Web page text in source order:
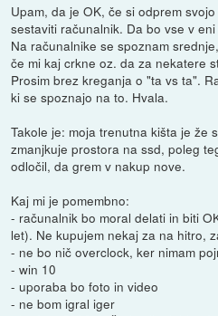
Upam, da je OK, če si odprem
sestaviti računalnik. Da bo vse v
Na računalnike se spoznam
če mi kaj crkne oz. da za nekatere
Prosim brez kreganja o "ta vs ta".
ki se spoznajo na to. Hvala.
Takole je: moja trenutna kišta je že
zmanjkuje prostora na ssd, poleg
odločil, da grem v nakup nove.
Kaj mi je pomembno:
- računalnik bo moral delati in biti
let). Ne kupujem nekaj za na hitro,
- ne bo nič overclock, ker nimam
- win 10
- uporaba bo foto in video
- ne bom igral iger